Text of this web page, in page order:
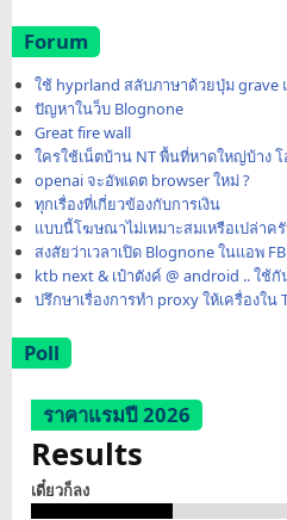
Forum
ใช้ hyprland สลับภาษาด้วยปุ่ม grave
ปัญหาในว็บ Blognone
Great fire wall
ใครใช้เน็ตบ้าน NT พื้นที่หาดใหญ่บ้าง
openai จะอัพเดต browser ใหม่ ?
ทุกเรื่องที่เกี่ยวข้องกับการเงิน
แบบนี้โฆษณาไม่เหมาะสมเหรือเปล่าค
สงสัยว่าเวลาเปิด Blognone ในแอพ
ktb next & เป๋าตังค์ @ android .. ใช้กั
ปรึกษาเรื่องการทำ proxy ให้เครื่องใ
Poll
ราคาแรมปี 2026
Results
เดี๋ยวก็ลง